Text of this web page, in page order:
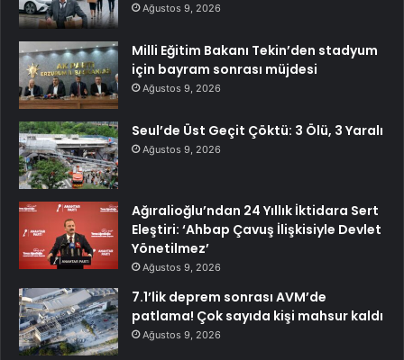
Ağustos 9, 2026
Milli Eğitim Bakanı Tekin’den stadyum
için bayram sonrası müjdesi
Ağustos 9, 2026
Seul’de Üst Geçit Çöktü: 3 Ölü, 3 Yaralı
Ağustos 9, 2026
Ağıralioğlu’ndan 24 Yıllık İktidara Sert
Eleştiri: ‘Ahbap Çavuş İlişkisiyle Devlet
Yönetilmez’
Ağustos 9, 2026
7.1’lik deprem sonrası AVM’de
patlama! Çok sayıda kişi mahsur kaldı
Ağustos 9, 2026